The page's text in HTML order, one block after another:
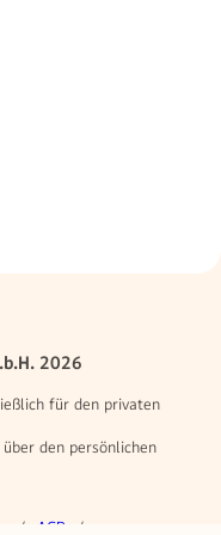
2026
für den privaten
den persönlichen
AGB